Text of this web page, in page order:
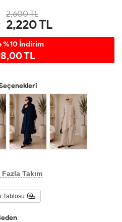
2,600 TL
2,220TL
%10 İndirim
TL
Takım
Tablosu